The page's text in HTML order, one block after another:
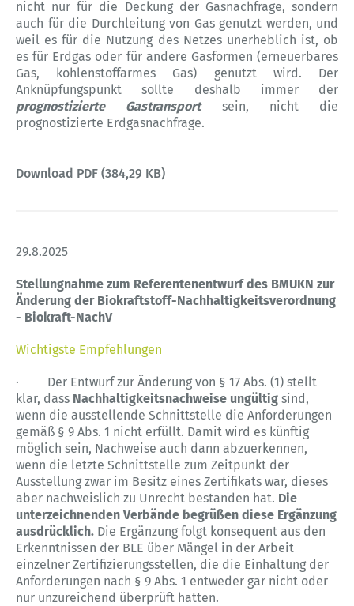
nicht nur für die Deckung der Gasnachfrage, sondern
auch für die Durchleitung von Gas genutzt werden, und
weil es für die Nutzung des Netzes unerheblich ist, ob
es für Erdgas oder für andere Gasformen (erneuerbares
Gas, kohlenstoffarmes Gas) genutzt wird. Der
Anknüpfungspunkt sollte deshalb immer der
prognostizierte Gastransportsein, nicht die
prognostizierte Erdgasnachfrage.
Download PDF (384,29 KB)
29.8.2025
Stellungnahme zum Referentenentwurf des BMUKN zur
Änderung der Biokraftstoff-Nachhaltigkeitsverordnung
- Biokraft-NachV
Wichtigste Empfehlungen
· Der Entwurf zur Änderung von § 17 Abs. (1) stellt
klar, dass Nachhaltigkeitsnachweise ungültig sind,
wenn die ausstellende Schnittstelle die Anforderungen
gemäß § 9 Abs. 1 nicht erfüllt. Damit wird es künftig
möglich sein, Nachweise auch dann abzuerkennen,
wenn die letzte Schnittstelle zum Zeitpunkt der
Ausstellung zwar im Besitz eines Zertifikats war, dieses
aber nachweislich zu Unrecht bestanden hat. Die
unterzeichnenden Verbände begrüßen diese Ergänzung
ausdrücklich. Die Ergänzung folgt konsequent aus den
Erkenntnissen der BLE über Mängel in der Arbeit
einzelner Zertifizierungsstellen, die die Einhaltung der
Anforderungen nach § 9 Abs. 1 entweder gar nicht oder
nur unzureichend überprüft hatten.